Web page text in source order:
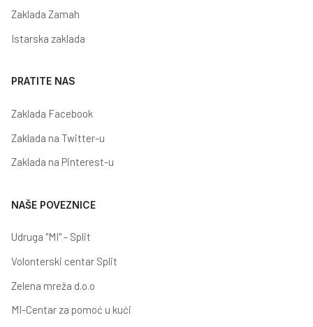
Zaklada Zamah
Istarska zaklada
PRATITE NAS
Zaklada Facebook
Zaklada na Twitter-u
Zaklada na Pinterest-u
NAŠE POVEZNICE
Udruga "MI" - Split
Volonterski centar Split
Zelena mreža d.o.o
MI-Centar za pomoć u kući